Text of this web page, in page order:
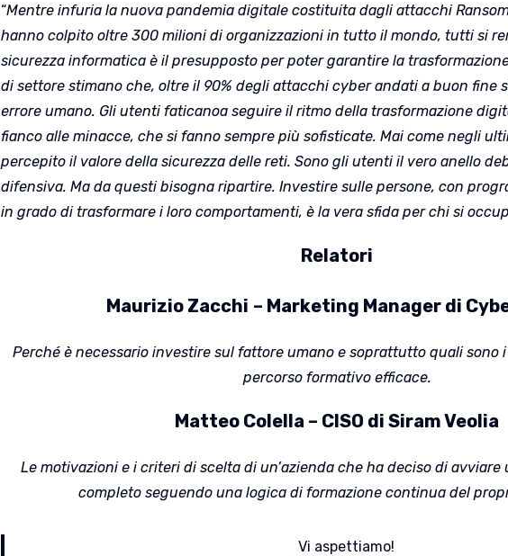
“Mentre infuria la nuova pandemia digitale costituita dagli attacchi
hanno colpito oltre 300 milioni di organizzazioni in tutto il mondo, tutti si
sicurezza informatica è il presupposto per poter garantire la
di settore stimano che, oltre il 90% degli attacchi cyber andati a buon fine
errore umano. Gli utenti faticanoa seguire il ritmo della trasformazione
fianco alle minacce, che si fanno sempre più sofisticate. Mai come negli
percepito il valore della sicurezza delle reti. Sono gli utenti il vero anello
difensiva. Ma da questi bisogna ripartire. Investire sulle persone, con
in grado di trasformare i loro comportamenti, è la vera sfida per chi si
Relatori
Maurizio Zacchi – Marketing Manager di
Perché è necessario investire sul fattore umano e soprattutto quali sono
percorso formativo efficace.
Matteo Colella – CISO di Siram Veolia
Le motivazioni e i criteri di scelta di un’azienda che ha deciso di
completo seguendo una logica di formazione continua del
Vi aspettiamo!